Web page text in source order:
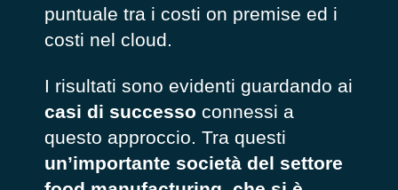
puntuale tra i costi on premise ed i
costi nel cloud.
I risultati sono evidenti guardando ai
casi di successo connessi a
questo approccio. Tra questi
un’importante società del settore